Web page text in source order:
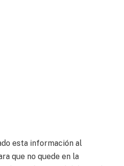
esta información al
que no quede en la